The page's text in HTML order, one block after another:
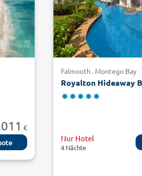
€
Falmouth . Montego Bay
Royalton Hideaway
Nur Hotel
4 Nächte